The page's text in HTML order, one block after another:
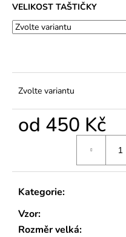
VELIKOST TAŠTIČKY
Zvolte variantu
od 450 Kč
Kategorie:
Vzor:
Rozměr velká: